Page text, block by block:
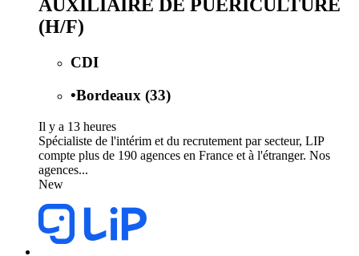
AUXILIAIRE DE PUERICULTURE
(H/F)
CDI
•Bordeaux (33)
Il y a 13 heures
Spécialiste de l'intérim et du recrutement par secteur, LIP
compte plus de 190 agences en France et à l'étranger. Nos
agences...
New